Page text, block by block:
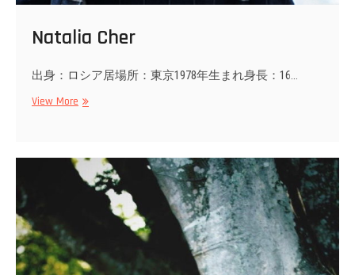
Natalia Cher
出身：ロシア居場所：東京1978年生まれ身長：16…
View More Natalia